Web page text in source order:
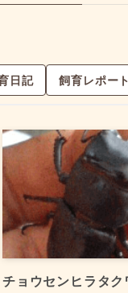
日記 飼育レポー
チョウセンヒラタク